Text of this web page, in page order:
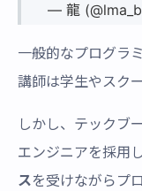
— 龍
一般的なプログラ
講師は学生やスク
しかし、テックブ
エンジニアを採用
スを受けながらプ